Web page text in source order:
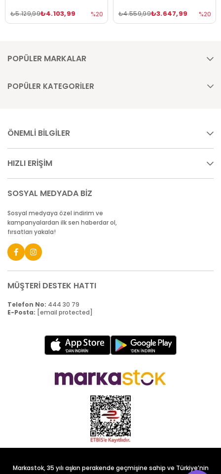
₺4.103,99
₺5.129,99 %20 ₺3.647,99
₺4.559,99 %20
POPÜLER MARKALAR
POPÜLER KATEGORİLER
ÖNEMLİ BİLGİLER
HIZLI ERİŞİM
SOSYAL MEDYADA BİZ
Sosyal medyaya özel indirim ve
kampanyalardan ilk sen haberdar ol,
fırsatları yakala!
MÜŞTERİ DESTEK HATTI
Telefon No: 444 30 79
E-Posta: [email protected]
Markastok, 35 yılı aşkın perakende geçmişine sahip ve Türkiye’nin